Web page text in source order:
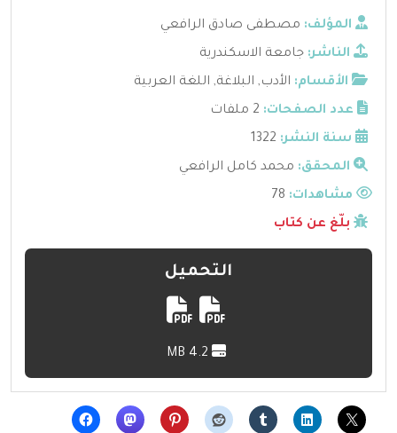
المؤلف: مصطفى صادق الرافعي
الناشر: جامعة الاسكندرية
الأقسام: الأدب, البلاغة, اللغة العربية
عدد الصفحات: 2 ملفات
سنة النشر: 1322
المحقق: محمد كامل الرافعي
مشاهدات:
بلّغ عن كتاب
التحميل